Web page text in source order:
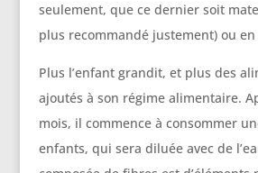
seulement, que ce dernier soit
plus recommandé justement) ou
Plus l’enfant grandit, et plus des
ajoutés à son régime alimentaire.
mois, il commence à consommer
enfants, qui sera diluée avec de